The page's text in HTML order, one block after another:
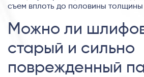
съем вплоть до половины
Можно ли
старый и сильно
поврежденный